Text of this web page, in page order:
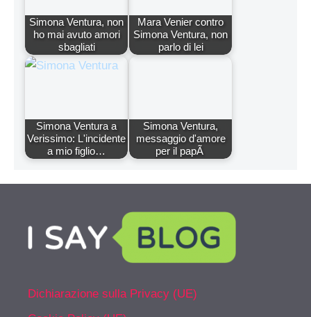
Simona Ventura, non
ho mai avuto amori
sbagliati
Mara Venier contro
Simona Ventura, non
parlo di lei
Simona Ventura a
Verissimo: L'incidente
a mio figlio…
Simona Ventura,
messaggio d'amore
per il papÃ
Dichiarazione sulla Privacy (UE)